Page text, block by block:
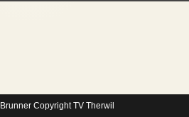
Copyright TV Therwil